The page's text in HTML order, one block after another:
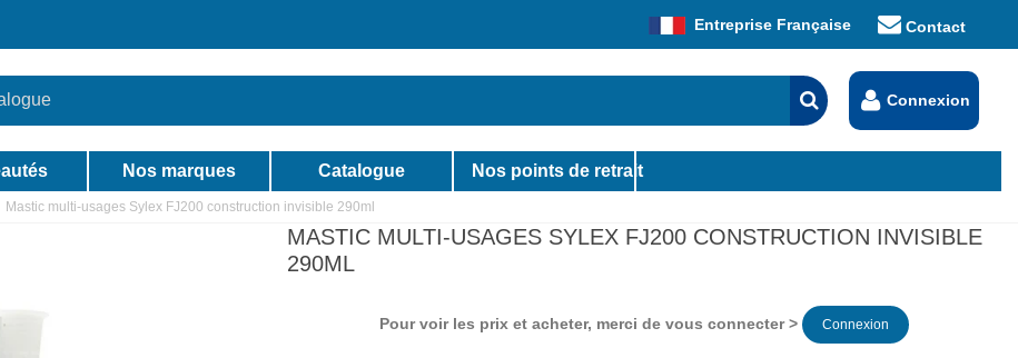
Entreprise Française Contact
Connexion
Nos marques Catalogue Nos points de retrait
Mastic multi-usages Sylex FJ200 construction invisible 290ml
MASTIC MULTI-USAGES SYLEX FJ200 CONSTRUCTION INVISIBLE
290ML
Pour voir les prix et acheter, merci de vous connecter > Connexion